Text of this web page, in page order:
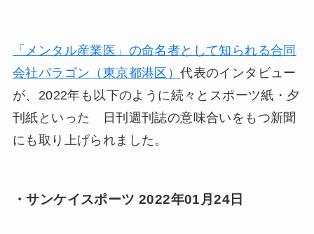
「メンタル産業医」の命名者として知られる合同
会社パラゴン（東京都港区）代表のインタビュー
が、2022年も以下のように続々とスポーツ紙・夕
刊紙といった 日刊週刊誌の意味合いをもつ新聞
にも取り上げられました。
・サンケイスポーツ 2022年01月24日